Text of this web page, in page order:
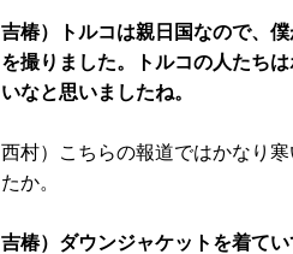
吉椿）トルコは親日国なので、
を撮りました。トルコの人たち
いなと思いましたね。
西村）こちらの報道ではかなり
たか。
吉椿）ダウンジャケットを着て